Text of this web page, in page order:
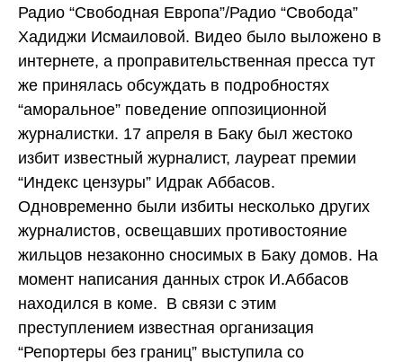
Радио “Свободная Европа”/Радио “Свобода”
Хадиджи Исмаиловой. Видео было выложено в
интернете, а проправительственная пресса тут
же принялась обсуждать в подробностях
“аморальное” поведение оппозиционной
журналистки. 17 апреля в Баку был жестоко
избит известный журналист, лауреат премии
“Индекс цензуры” Идрак Аббасов.
Одновременно были избиты несколько других
журналистов, освещавших противостояние
жильцов незаконно сносимых в Баку домов. На
момент написания данных строк И.Аббасов
находился в коме. В связи с этим
преступлением известная организация
“Репортеры без границ” выступила со